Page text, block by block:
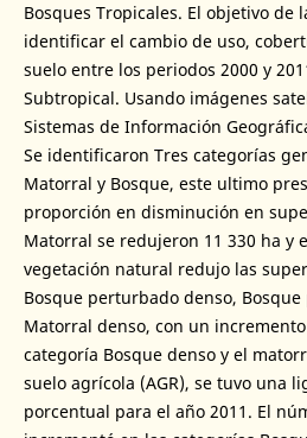
Bosques Tropicales. El objetivo de
identificar el cambio de uso,
suelo entre los periodos 2000 y
Subtropical. Usando imágenes
Sistemas de Información
Se identificaron Tres categorías
Matorral y Bosque, este ultimo
proporción en disminución en
Matorral se redujeron 11 330 ha y
vegetación natural redujo las
Bosque perturbado denso,
Matorral denso, con un
categoría Bosque denso y el
suelo agrícola (AGR), se tuvo una
porcentual para el año 2011. El